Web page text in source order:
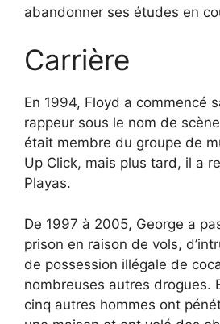
abandonner ses études en
Carrière
En 1994, Floyd a commencé
rappeur sous le nom de scène
était membre du groupe de
Up Click, mais plus tard, il a
Playas.
De 1997 à 2005, George a
prison en raison de vols,
de possession illégale de
nombreuses autres drogues.
cinq autres hommes ont